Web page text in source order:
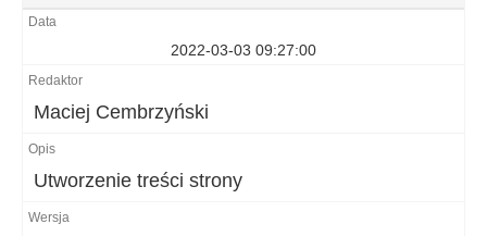
2022-03-03 09:27:00
Maciej Cembrzyński
Utworzenie treści strony